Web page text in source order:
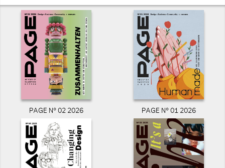
PAGE N° 02 2026 PAGE N° 01 2026